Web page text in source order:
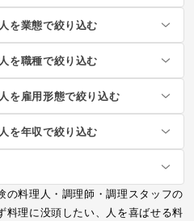
を業態で絞り込む
を職種で絞り込む
を雇用形態で絞り込む
を年収で絞り込む
の料理人・調理師・調理スタッフの
料理に没頭したい、人を喜ばせる料